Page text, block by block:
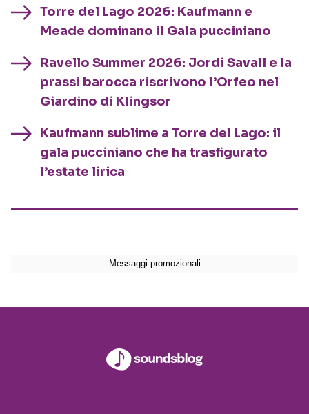
Torre del Lago 2026: Kaufmann e
Meade dominano il Gala pucciniano
Ravello Summer 2026: Jordi Savall e la
prassi barocca riscrivono l’Orfeo nel
Giardino di Klingsor
Kaufmann sublime a Torre del Lago: il
gala pucciniano che ha trasfigurato
l’estate lirica